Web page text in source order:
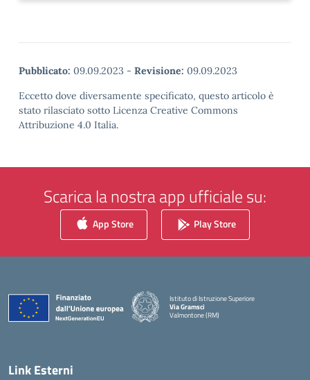
Pubblicato: 09.09.2023 - Revisione: 09.09.2023
Eccetto dove diversamente specificato, questo articolo è
stato rilasciato sotto Licenza Creative Commons
Attribuzione 4.0 Italia.
Scarica la nostra app ufficiale su:
App Store Play Store
Istituto di Istruzione Superiore
Via Gramsci
Valmontone (RM)
Link Esterni